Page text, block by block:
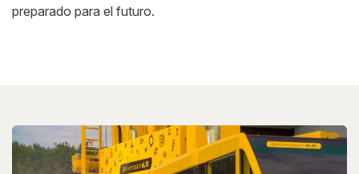
preparado para el futuro.